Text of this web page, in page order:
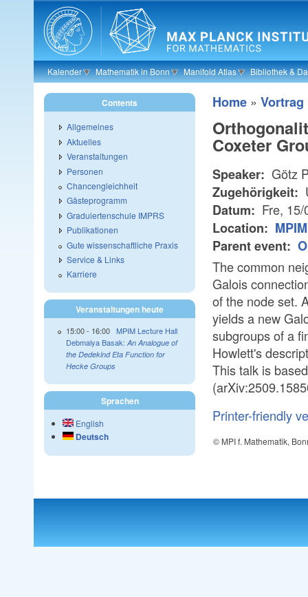
Skip to main content
Kalender Mathematik in Bonn Manifold Atlas Bibliothek &
Home » Vortrag
Coxeter
Speaker: Götz
Zugehörigkeit:
Datum: Fre,
Location:
Parent event:
The common
Galois
of the node set.
yields a new
subgroups of a
Howlett's
This talk is
Printer-friendly
© MPI f. Mathematik,
Contents
Allgemeines
Aktuelles
Veranstaltungen
Personen
Chancengleichheit
Gästeprogramm
Graduiertenschule IMPRS
Publikationen
Gute wissenschaftliche Praxis
Service & Links
Karriere
Veranstaltungen heute
15:00- 16:00 MPIM Lecture Hall
Debmalya Basak: An Analogue of
the Dedekind Eta Function for
Hecke Groups
Sprachen
English
Deutsch